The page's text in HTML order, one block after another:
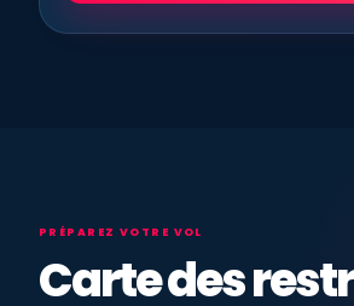
PRÉPAREZ VOTRE VOL
Carte des